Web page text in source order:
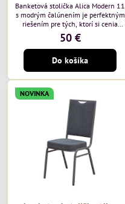
Banketová stolička Alica Modern 11
s modrým čalúnením je perfektným
riešením pre tých, ktorí si cenia
vysokú kvalitu a jedinečný dizajn.
Stolička je výnimočná použitím
vysoko kvalitného modrého
čalúnenia Mossa 79 od poľského
výrobcu Davis ktorého látka má
hmotnosť 325 g/m², čo zaručuje
výnimočnú odolnosť a pohodlie.
Okrem toho je látka vybavená
technológiou Easy-Clean, vďaka
ktorej sa ľahko...
50 €
Do košíka
NOVINKA